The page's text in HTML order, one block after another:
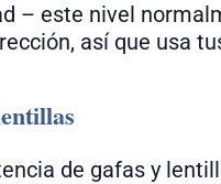
– este nivel
así que usa
de gafas y